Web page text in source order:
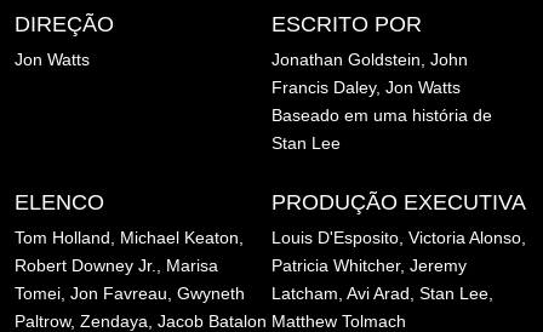
DIREÇÃO
Jon Watts
ESCRITO POR
Jonathan Goldstein, John
Francis Daley, Jon Watts
Baseado em uma história de
Stan Lee
ELENCO
Tom Holland, Michael Keaton,
Robert Downey Jr., Marisa
Tomei, Jon Favreau, Gwyneth
Paltrow, Zendaya, Jacob Batalon
PRODUÇÃO EXECUTIVA
Louis D'Esposito, Victoria Alonso,
Patricia Whitcher, Jeremy
Latcham, Avi Arad, Stan Lee,
Matthew Tolmach